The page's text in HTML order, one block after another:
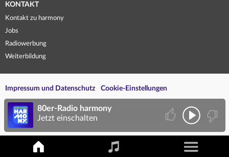
KONTAKT
Kontakt zu harmony
Jobs
Radiowerbung
Weiterbildung
Impressum und Datenschutz Cookie-Einstellungen
80er-Radio harmony
Jetzt einschalten